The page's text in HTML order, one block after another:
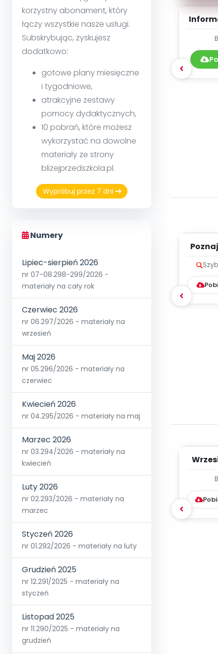
korzystny abonament, który
łączy wszystkie nasze usługi.
Subskrybując, zyskujesz
dodatkowo:
gotowe plany miesięczne
i tygodniowe,
atrakcyjne zestawy
pomocy dydaktycznych,
10 pobrań, które możesz
wykorzystać na dowolne
materiały ze strony
blizejprzedszkola.pl.
Wypróbuj przez 7 dni
Numery
Lipiec-sierpień 2026
nr 07-08.298-299/2026 -
materiały na cały rok
Czerwiec 2026
nr 06.297/2026 - materiały na
wrzesień
Maj 2026
nr 05.296/2026 - materiały na
czerwiec
Kwiecień 2026
nr 04.295/2026 - materiały na maj
Marzec 2026
nr 03.294/2026 - materiały na
kwiecień
Luty 2026
nr 02.293/2026 - materiały na
marzec
Styczeń 2026
nr 01.292/2026 - materiały na luty
Grudzień 2025
nr 12.291/2025 - materiały na
styczeń
Listopad 2025
nr 11.290/2025 - materiały na
grudzień